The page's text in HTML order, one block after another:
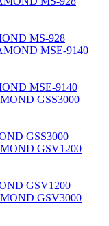
MS-928
MSE-9140
GSS3000
GSV1200